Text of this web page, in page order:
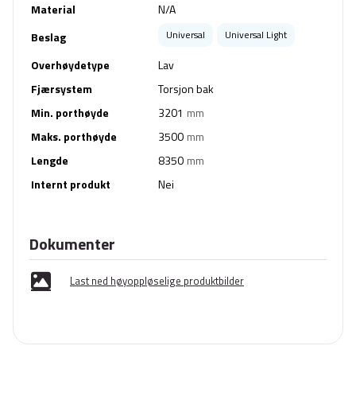
Material
N/A
Beslag
Universal Universal Light
Overhøydetype
Lav
Fjærsystem
Torsjon bak
Min. porthøyde
3201 mm
Maks. porthøyde
3500 mm
Lengde
8350 mm
Internt produkt
Nei
Dokumenter
Last ned høyoppløselige produktbilder